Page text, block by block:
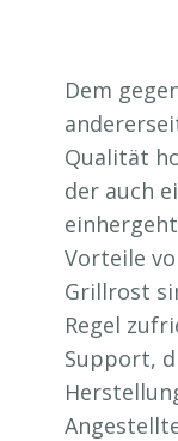
Dem
Qualität
der auch
Vorteile
Grillrost
Regel
Support,